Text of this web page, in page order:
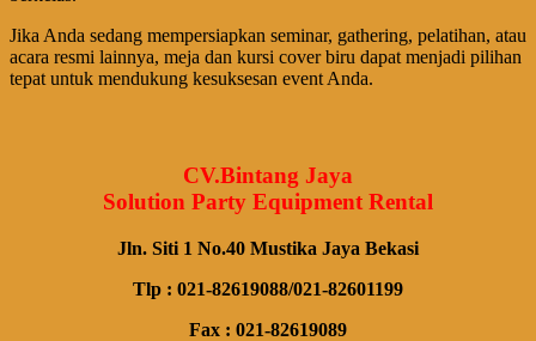
Jika Anda sedang mempersiapkan seminar, gathering, pelatihan, atau
acara resmi lainnya, meja dan kursi cover biru dapat menjadi pilihan
tepat untuk mendukung kesuksesan event Anda.
CV.Bintang Jaya
Solution Party Equipment Rental
Jln. Siti 1 No.40 Mustika Jaya Bekasi
Tlp : 021-82619088/021-82601199
Fax : 021-82619089